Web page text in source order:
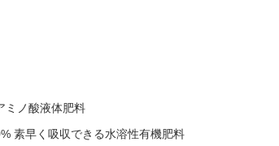
ミノ酸液体肥料
素早く吸収できる水溶性有機肥料